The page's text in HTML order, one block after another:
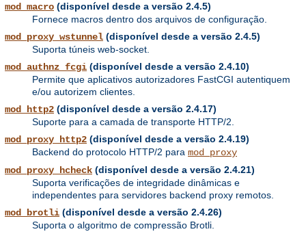
mod_macro (disponível desde a versão 2.4.5)
Fornece macros dentro dos arquivos de configuração.
mod_proxy_wstunnel (disponível desde a versão 2.4.5)
Suporta túneis web-socket.
mod_authnz_fcgi (disponível desde a versão 2.4.10)
Permite que aplicativos autorizadores FastCGI autentiquem
e/ou autorizem clientes.
mod_http2 (disponível desde a versão 2.4.17)
Suporte para a camada de transporte HTTP/2.
mod_proxy_http2 (disponível desde a versão 2.4.19)
Backend do protocolo HTTP/2 para mod_proxy
mod_proxy_hcheck (disponível desde a versão 2.4.21)
Suporta verificações de integridade dinâmicas e
independentes para servidores backend proxy remotos.
mod_brotli (disponível desde a versão 2.4.26)
Suporta o algoritmo de compressão Brotli.